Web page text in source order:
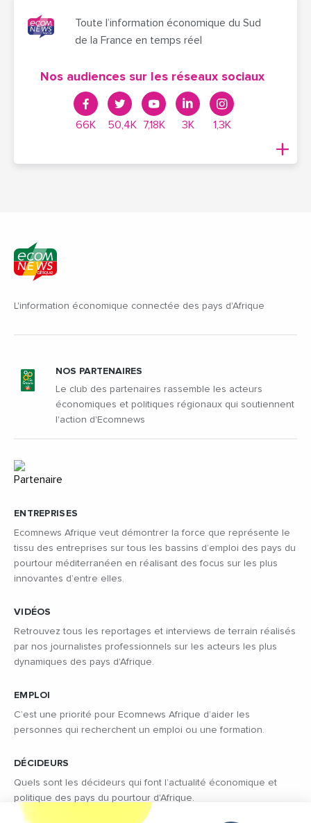
Toute l’information économique du Sud
de la France en temps réel
Nos audiences sur les réseaux sociaux
66K 50,4K 7,18K 3K 1,3K
L'information économique connectée des pays d'Afrique
ENTREPRISES
Ecomnews Afrique veut démontrer la force que représente le
tissu des entreprises sur tous les bassins d’emploi des pays du
pourtour méditerranéen en réalisant des focus sur les plus
innovantes d’entre elles.
VIDÉOS
Retrouvez tous les reportages et interviews de terrain réalisés
par nos journalistes professionnels sur les acteurs les plus
dynamiques des pays d'Afrique.
EMPLOI
C’est une priorité pour Ecomnews Afrique d’aider les
personnes qui recherchent un emploi ou une formation.
DÉCIDEURS
Quels sont les décideurs qui font l’actualité économique et
politique des pays du pourtour d'Afrique.
NOS PARTENAIRES
Le club des partenaires rassemble les acteurs
économiques et politiques régionaux qui soutiennent
l'action d'Ecomnews